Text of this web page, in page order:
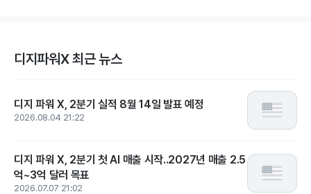
디지파워X 최근 뉴스
디지 파워 X, 2분기 실적 8월 14일 발표 예정
2026.08.04 21:22
디지 파워 X, 2분기 첫 AI 매출 시작..2027년 매출 2.5
억~3억 달러 목표
2026.07.07 21:02